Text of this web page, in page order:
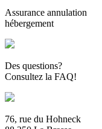
Assurance annulation
hébergement
Des questions?
Consultez la FAQ!
76, rue du Hohneck